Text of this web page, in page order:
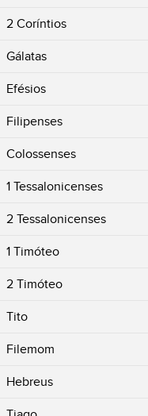
2 Coríntios
Gálatas
Efésios
Filipenses
Colossenses
1 Tessalonicenses
2 Tessalonicenses
1 Timóteo
2 Timóteo
Tito
Filemom
Hebreus